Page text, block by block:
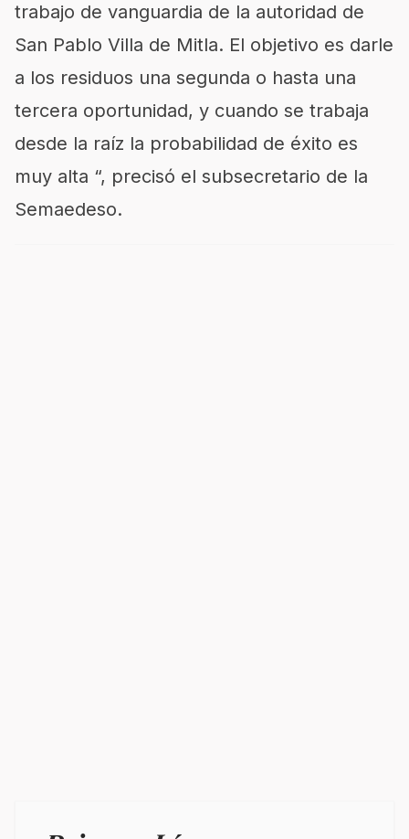
trabajo de vanguardia de la autoridad de
San Pablo Villa de Mitla. El objetivo es darle
a los residuos una segunda o hasta una
tercera oportunidad, y cuando se trabaja
desde la raíz la probabilidad de éxito es
muy alta “, precisó el subsecretario de la
Semaedeso.